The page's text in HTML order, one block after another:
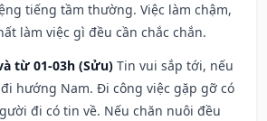
tiếng tầm thường. Việc làm chậm,
làm việc gì đều cần chắc chắn.
từ 01-03h (Sửu) Tin vui sắp tới, nếu
hướng Nam. Đi công việc gặp gỡ có
đi có tin về. Nếu chăn nuôi đều